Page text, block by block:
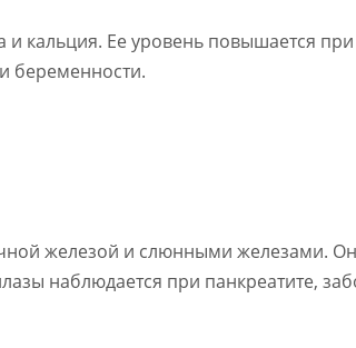
кальция. Ее уровень повышается
беременности.
железой и слюнными железами.
наблюдается при панкреатите,